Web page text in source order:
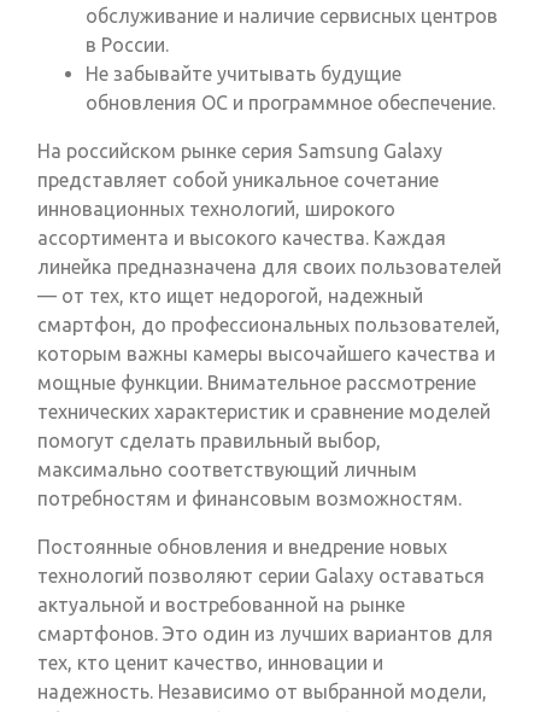
обслуживание и наличие сервисных центров
в России.
Не забывайте учитывать будущие
обновления ОС и программное обеспечение.
На российском рынке серия Samsung Galaxy
представляет собой уникальное сочетание
инновационных технологий, широкого
ассортимента и высокого качества. Каждая
линейка предназначена для своих пользователей
— от тех, кто ищет недорогой, надежный
смартфон, до профессиональных пользователей,
которым важны камеры высочайшего качества и
мощные функции. Внимательное рассмотрение
технических характеристик и сравнение моделей
помогут сделать правильный выбор,
максимально соответствующий личным
потребностям и финансовым возможностям.
Постоянные обновления и внедрение новых
технологий позволяют серии Galaxy оставаться
актуальной и востребованной на рынке
смартфонов. Это один из лучших вариантов для
тех, кто ценит качество, инновации и
надежность. Независимо от выбранной модели,